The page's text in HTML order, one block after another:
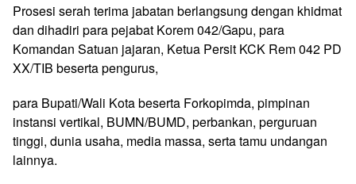
Prosesi serah terima jabatan berlangsung dengan khidmat
dan dihadiri para pejabat Korem 042/Gapu, para
Komandan Satuan jajaran, Ketua Persit KCK Rem 042 PD
XX/TIB beserta pengurus,
para Bupati/Wali Kota beserta Forkopimda, pimpinan
instansi vertikal, BUMN/BUMD, perbankan, perguruan
tinggi, dunia usaha, media massa, serta tamu undangan
lainnya.